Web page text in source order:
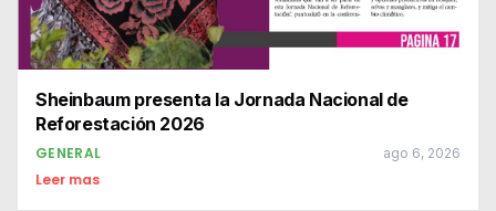
Sheinbaum presenta la Jornada Nacional de
Reforestación 2026
GENERAL ago 6, 2026
Leer mas